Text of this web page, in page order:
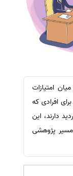
امتیازات
افرادی که
دارند، این
پژوهشی